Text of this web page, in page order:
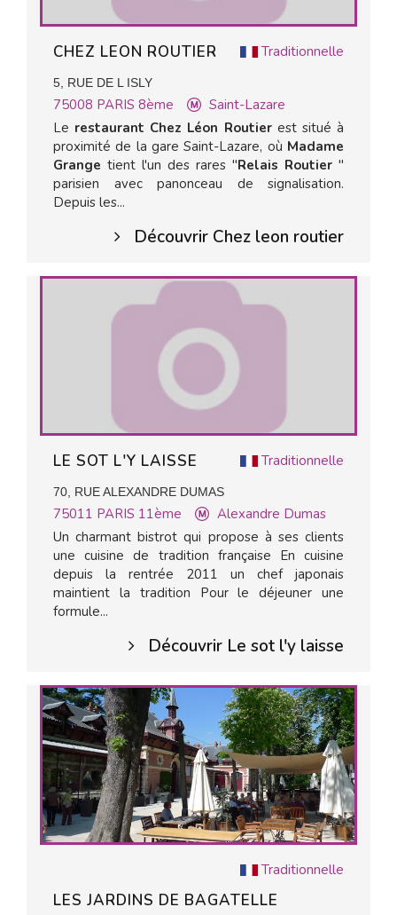
Traditionnelle
CHEZ LEON ROUTIER
5, RUE DE L ISLY
75008 PARIS 8ème
Saint-Lazare
Le restaurant Chez Léon Routier est situé à
proximité de la gare Saint-Lazare, où Madame
Grange tient l'un des rares "Relais Routier "
parisien avec panonceau de signalisation.
Depuis les...
Découvrir Chez leon routier
Traditionnelle
LE SOT L'Y LAISSE
70, RUE ALEXANDRE DUMAS
75011 PARIS 11ème
Alexandre Dumas
Un charmant bistrot qui propose à ses clients
une cuisine de tradition française En cuisine
depuis la rentrée 2011 un chef japonais
maintient la tradition Pour le déjeuner une
formule...
Découvrir Le sot l'y laisse
Traditionnelle
LES JARDINS DE BAGATELLE